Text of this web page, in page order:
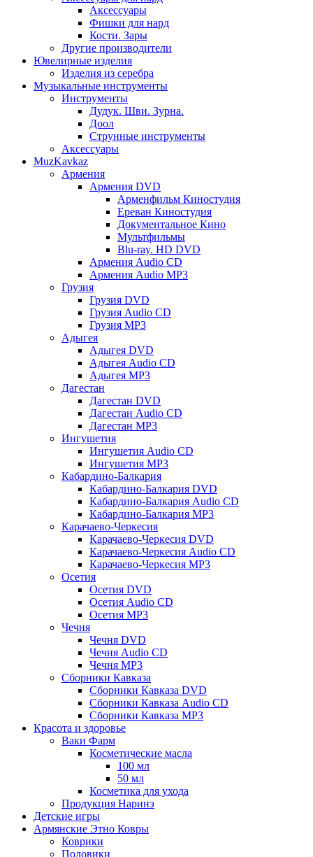
Аксессуары
Фишки для нард
Кости. Зары
Другие производители
Ювелирные изделия
Изделия из серебра
Музыкальные инструменты
Инструменты
Дудук. Шви. Зурна.
Доол
Струнные инструменты
Аксессуары
MuzKavkaz
Армения
Армения DVD
Арменфильм Киностудия
Ереван Киностудия
Документальное Кино
Мультфильмы
Blu-ray. HD DVD
Армения Audio CD
Армения Audio MP3
Грузия
Грузия DVD
Грузия Audio CD
Грузия MP3
Адыгея
Адыгея DVD
Адыгея Audio CD
Адыгея MP3
Дагестан
Дагестан DVD
Дагестан Audio CD
Дагестан MP3
Ингушетия
Ингушетия Audio CD
Ингушетия MP3
Кабардино-Балкария
Кабардино-Балкария DVD
Кабардино-Балкария Audio CD
Кабардино-Балкария MP3
Карачаево-Черкесия
Карачаево-Черкесия DVD
Карачаево-Черкесия Audio CD
Карачаево-Черкесия MP3
Осетия
Осетия DVD
Осетия Audio CD
Осетия MP3
Чечня
Чечня DVD
Чечня Audio CD
Чечня MP3
Сборники Кавказа
Сборники Кавказа DVD
Сборники Кавказа Audio CD
Сборники Кавказа MP3
Красота и здоровье
Ваки Фарм
Косметические масла
100 мл
50 мл
Косметика для ухода
Продукция Наринэ
Детские игры
Армянские Этно Ковры
Коврики
Половики